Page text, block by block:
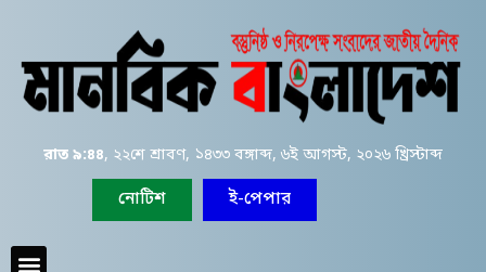
রাত ৯:৪৪, ২২শে শ্রাবণ, ১৪৩৩ বঙ্গাব্দ, ৬ই আগস্ট, ২০২৬ খ্রিস্টাব্দ
নোটিশ ই-পেপার